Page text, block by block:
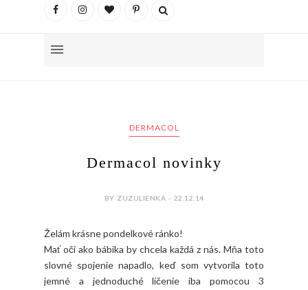
DERMACOL
Dermacol novinky
BY ZUZULIENKA - 22.12.14
Želám krásne pondelkové ránko!
Mať oči ako bábika by chcela každá z nás. Mňa toto
slovné spojenie napadlo, keď som vytvorila toto
jemné a jednoduché líčenie iba pomocou 3